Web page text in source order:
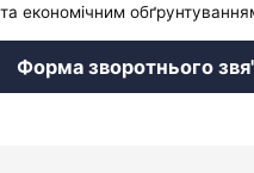
економічним
Форма зворотнього